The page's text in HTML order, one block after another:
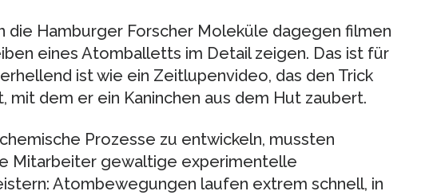
die Hamburger Forscher Moleküle dagegen filmen
eines Atomballetts im Detail zeigen. Das ist für
ist wie ein Zeitlupenvideo, das den Trick
mit dem er ein Kaninchen aus dem Hut zaubert.
Prozesse zu entwickeln, mussten
Mitarbeiter gewaltige experimentelle
Atombewegungen laufen extrem schnell, in